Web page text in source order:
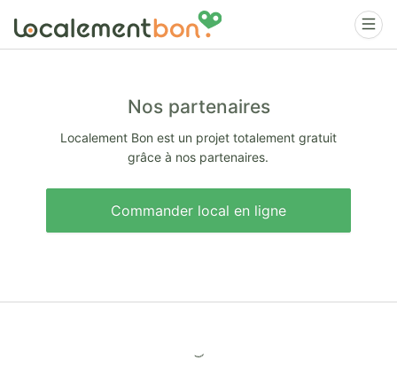
Nos partenaires
Localement Bon est un projet totalement gratuit
grâce à nos partenaires.
Commander local en ligne